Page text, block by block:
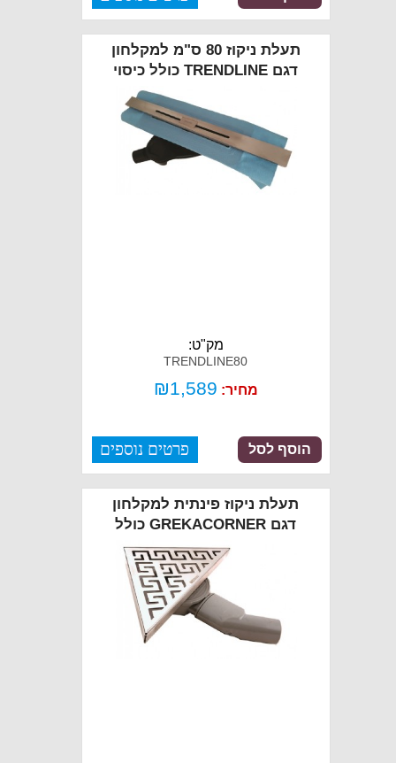
תעלת ניקוז 80 ס"מ למקלחון
דגם TRENDLINE כולל כיסוי
מק"ט:
TRENDLINE80
מחיר: ₪1,589
פרטים נוספים הוסף לסל
תעלת ניקוז פינתית למקלחון
דגם GREKACORNER כולל
כיסוי